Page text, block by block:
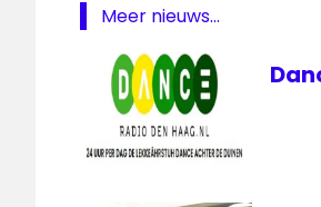
Museum
PTT
Museum
Meer nieuws...